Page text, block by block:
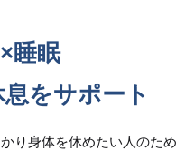
睡眠
をサポート
り身体を休めたい人のため